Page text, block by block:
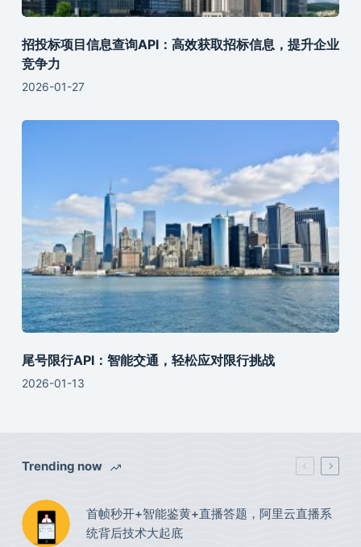
招投标项目信息查询API：高效获取招标信息，提升企业
竞争力
2026-01-27
尾号限行API：智能交通，轻松应对限行挑战
2026-01-13
Trending now
首帧秒开+智能鉴黄+直播答题，阿里云直播系
统背后技术大起底